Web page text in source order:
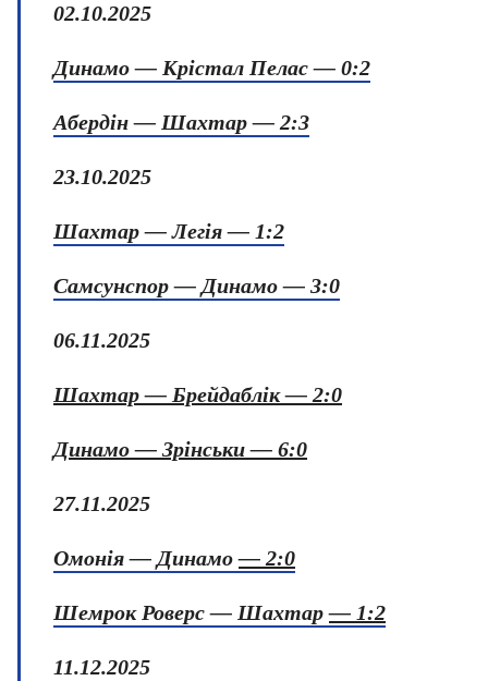
02.10.2025
Динамо — Крістал Пелас — 0:2
Абердін — Шахтар — 2:3
23.10.2025
Шахтар — Легія — 1:2
Самсунспор — Динамо — 3:0
06.11.2025
Шахтар — Брейдаблік — 2:0
Динамо — Зрінськи — 6:0
27.11.2025
Омонія — Динамо— 2:0
Шемрок Роверс — Шахтар— 1:2
11.12.2025